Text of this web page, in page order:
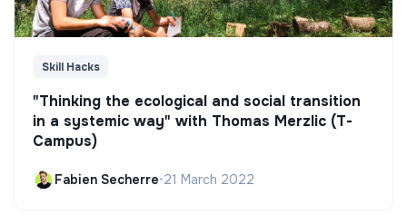
Skill Hacks
"Thinking the ecological and social transition
in a systemic way" with Thomas Merzlic (T-
Campus)
Fabien Secherre•21 March 2022